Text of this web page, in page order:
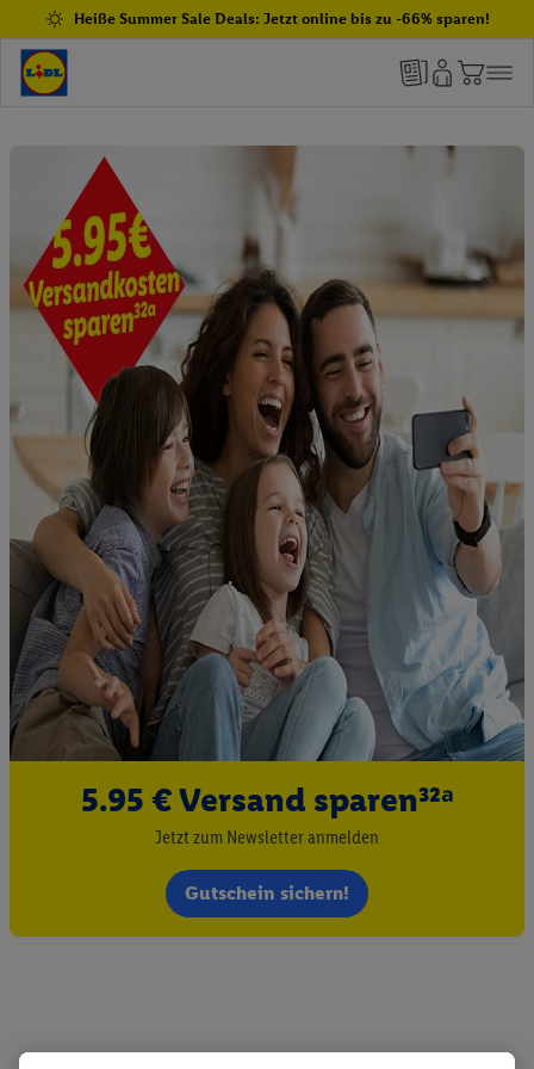
Heiße Summer Sale Deals: Jetzt online bis zu -66% sparen!
5.95 € Versand sparen³²ᵃ
Jetzt zum Newsletter anmelden
Gutschein sichern!